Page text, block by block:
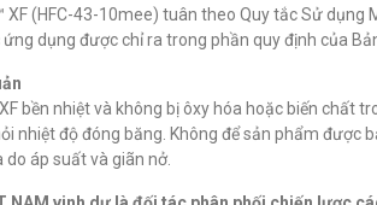
XF (HFC-43-10mee) tuân theo Quy tắc Sử dụng
dụng được chỉ ra trong phần quy định của
bền nhiệt và không bị ôxy hóa hoặc biến chất
nhiệt độ đóng băng. Không để sản phẩm được
do áp suất và giãn nở.